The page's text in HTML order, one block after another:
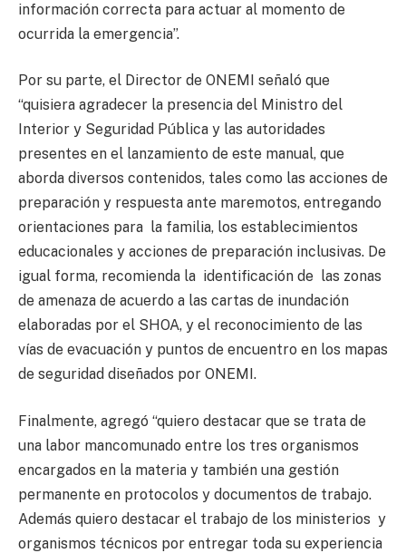
información correcta para actuar al momento de
ocurrida la emergencia”.
Por su parte, el Director de ONEMI señaló que
“quisiera agradecer la presencia del Ministro del
Interior y Seguridad Pública y las autoridades
presentes en el lanzamiento de este manual, que
aborda diversos contenidos, tales como las acciones de
preparación y respuesta ante maremotos, entregando
orientaciones para la familia, los establecimientos
educacionales y acciones de preparación inclusivas. De
igual forma, recomienda la identificación de las zonas
de amenaza de acuerdo a las cartas de inundación
elaboradas por el SHOA, y el reconocimiento de las
vías de evacuación y puntos de encuentro en los mapas
de seguridad diseñados por ONEMI.
Finalmente, agregó “quiero destacar que se trata de
una labor mancomunado entre los tres organismos
encargados en la materia y también una gestión
permanente en protocolos y documentos de trabajo.
Además quiero destacar el trabajo de los ministerios y
organismos técnicos por entregar toda su experiencia